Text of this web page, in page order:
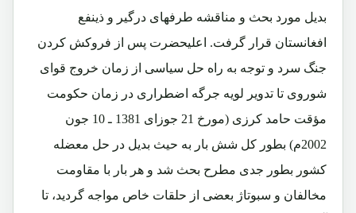
بدیل مورد بحث و مناقشه طرفهای درگیر و ذینفع
افغانستان قرار گرفت. اعلیحضرت پس از فروکش کردن
جنگ سرد و توجه به راه حل سیاسی از زمان خروج قوای
شوروی تا تدویر لویه جرگه اضطراری در زمان حکومت
مؤقت حامد کرزی (مورخ 21 جوزای 1381 ـ 10 جون
2002م) بطور کل شش بار به حیث بدیل در حل معضله
کشور بطور جدی مطرح بحث شد و هر بار با مقاومت
مخالفان و سبوتاژ بعضی از حلقات خاص مواجه گردید، تا